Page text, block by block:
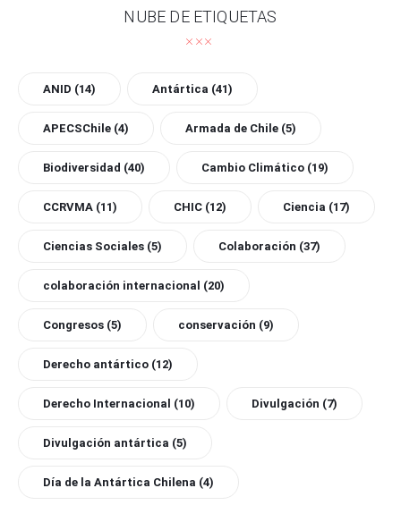
NUBE DE ETIQUETAS
ANID (14) Antártica (41)
APECSChile (4) Armada de Chile (5)
Biodiversidad (40) Cambio Climático (19)
CCRVMA (11) CHIC (12) Ciencia (17)
Ciencias Sociales (5) Colaboración (37)
colaboración internacional (20)
Congresos (5) conservación (9)
Derecho antártico (12)
Derecho Internacional (10) Divulgación (7)
Divulgación antártica (5)
Día de la Antártica Chilena (4)